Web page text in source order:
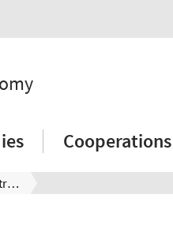
Cooperations
Recycling von post-industriellen und post-consumer Textilabfällen